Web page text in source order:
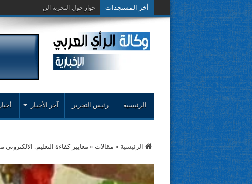
أخر المستجدات حوار حول التجربة النقدية..محمد زغلال
الرئيسية رئيس التحرير آخر الأخبار
الرئيسية » مقالات » معايير كفاءة التعليم.